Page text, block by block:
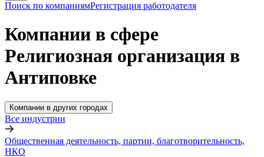
Поиск по компаниямРегистрация работодателя
Компании в сфере
Религиозная организация в
Антиповке
Компании в других городах
Все индустрии
Общественная деятельность, партии, благотворительность,
НКО